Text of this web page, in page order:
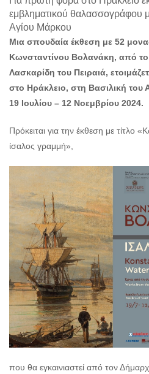
ΤΟΠΟΣ
ΜΑΣ
ΠΟΛΙΤΙΣΜΟΣ
ΠΟΛΗ
εμβληματικού θαλασσογράφου
Αγίου Μάρκου
Μια σπουδαία έκθεση με 52
Κωνσταντίνου Βολανάκη, από το
Λασκαρίδη του Πειραιά,
στο Ηράκλειο, στη Βασιλική του
19 Ιουλίου – 12 Νοεμβρίου 2024.
Πρόκειται για την έκθεση με τίτλο
ίσαλος γραμμή»,
που θα εγκαινιαστεί από τον